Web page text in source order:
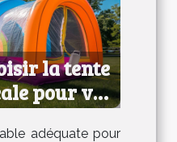
la tente
pour vos
adéquate pour